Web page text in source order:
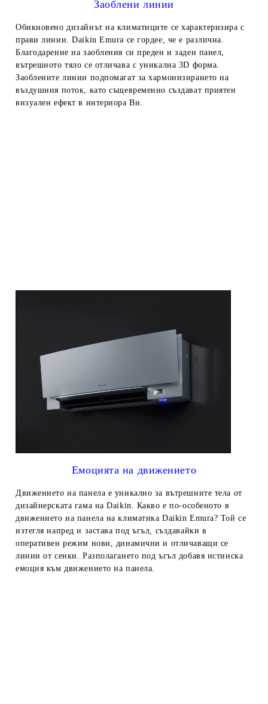
Заоблени линии
Обикновено дизайнът на климатиците се характеризира с
прави линии. Daikin Emura се гордее, че е различна.
Благодарение на заобления си преден и заден панел,
вътрешното тяло се отличава с уникална 3D форма.
Заоблените линии подпомагат за хармонизирането на
въздушния поток, като същевременно създават приятен
визуален ефект в интериора Ви.
Емоцията на движението
Движението на панела е уникално за вътрешните тела от
дизайнерската гама на Daikin. Какво е по-особеното в
движението на панела на климатика Daikin Emura? Той се
изтегля напред и застава под ъгъл, създавайки в
оперативен режим нови, динамични и отличаващи се
линии от сенки. Разполагането под ъгъл добавя истинска
емоция към движението на панела.